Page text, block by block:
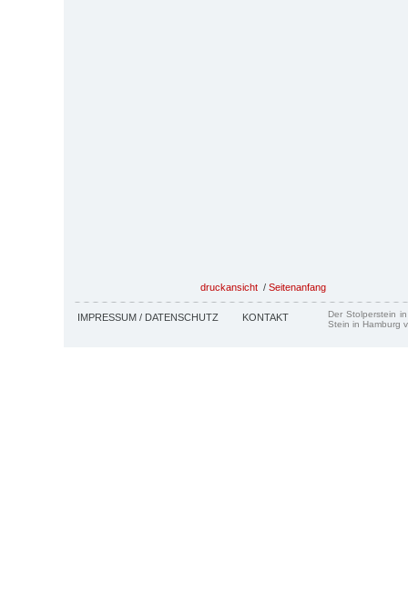
druckansicht / Seitenanfang
IMPRESSUM / DATENSCHUTZ KONTAKT
Der Stolperstein
Stein in Hamburg